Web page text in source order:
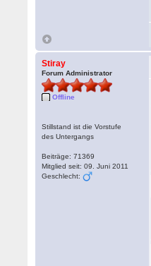
Stiray
Forum Administrator
Offline
Stillstand ist die Vorstufe
des Untergangs
Beiträge: 71369
Mitglied seit: 09. Juni 2011
Geschlecht: